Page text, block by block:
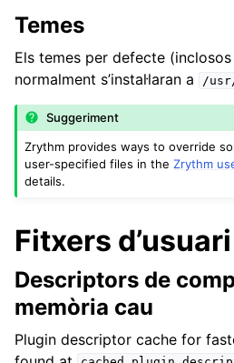
Temes
Els temes per defecte (inclosos
normalment s’instal·laran a
/
Suggeriment
Zrythm provides ways to override
user-specified files in theZrythm
details.
Fitxers d’usuari
Descriptors de
memòria cau
Plugin descriptor cache for